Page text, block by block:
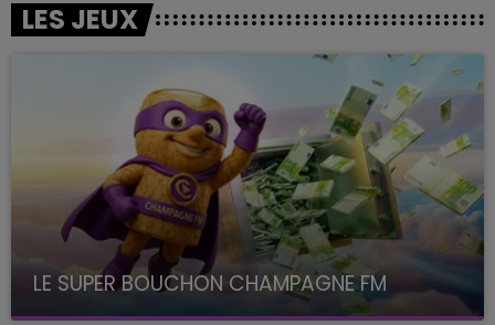
LES JEUX
LE SUPER BOUCHON CHAMPAGNE FM
avec La Famille Champagne FM, à 8H10